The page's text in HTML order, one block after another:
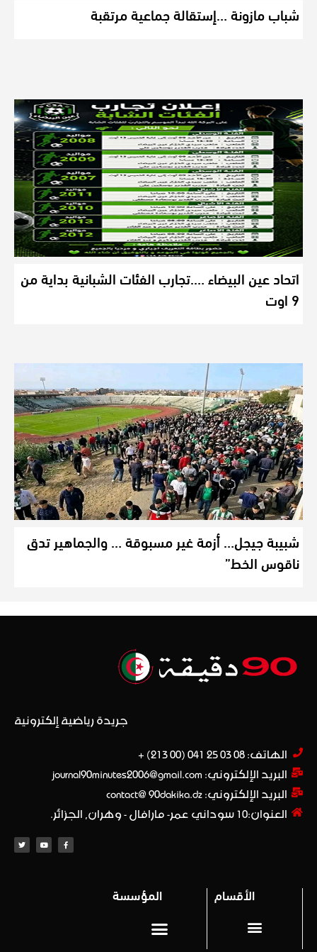
شباب مازونة …إستقالة جماعية مرتقبة
اتحاد عين البيضاء ….تجارب الفئات الشبانية بداية من
9 اوت
شبيبة جيجل… أزمة غير مسبوقة … والجماهير تدق
ناقوس الخط”
جريدة رياضية إلكترونية
الهاتف: 08 03 25 041 (00 213) +​
البريد الإلكتروني: journal90minutes2006@gmail.com
البريد الإلكتروني: contact@ 90dakika.dz
العنوان:10 سوداني عمر- مارافال - وهران, الجزائر.
الأقسام المؤسسة